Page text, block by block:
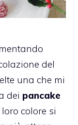
del
una che mi
dei pancake
colore si